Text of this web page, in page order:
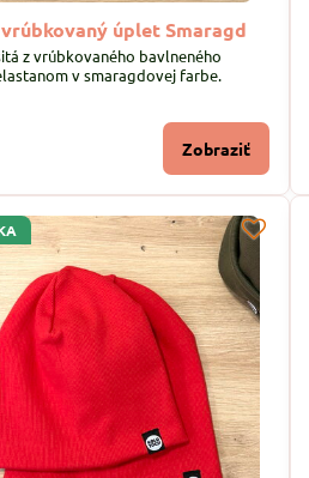
úplet Smaragd
z vrúbkovaného bavlneného
v smaragdovej farbe.
Zobraziť